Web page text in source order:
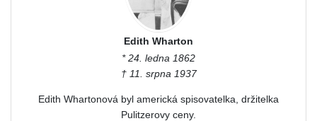
Edith Wharton
* 24. ledna 1862
† 11. srpna 1937
Edith Whartonová byl americká spisovatelka, držitelka
Pulitzerovy ceny.